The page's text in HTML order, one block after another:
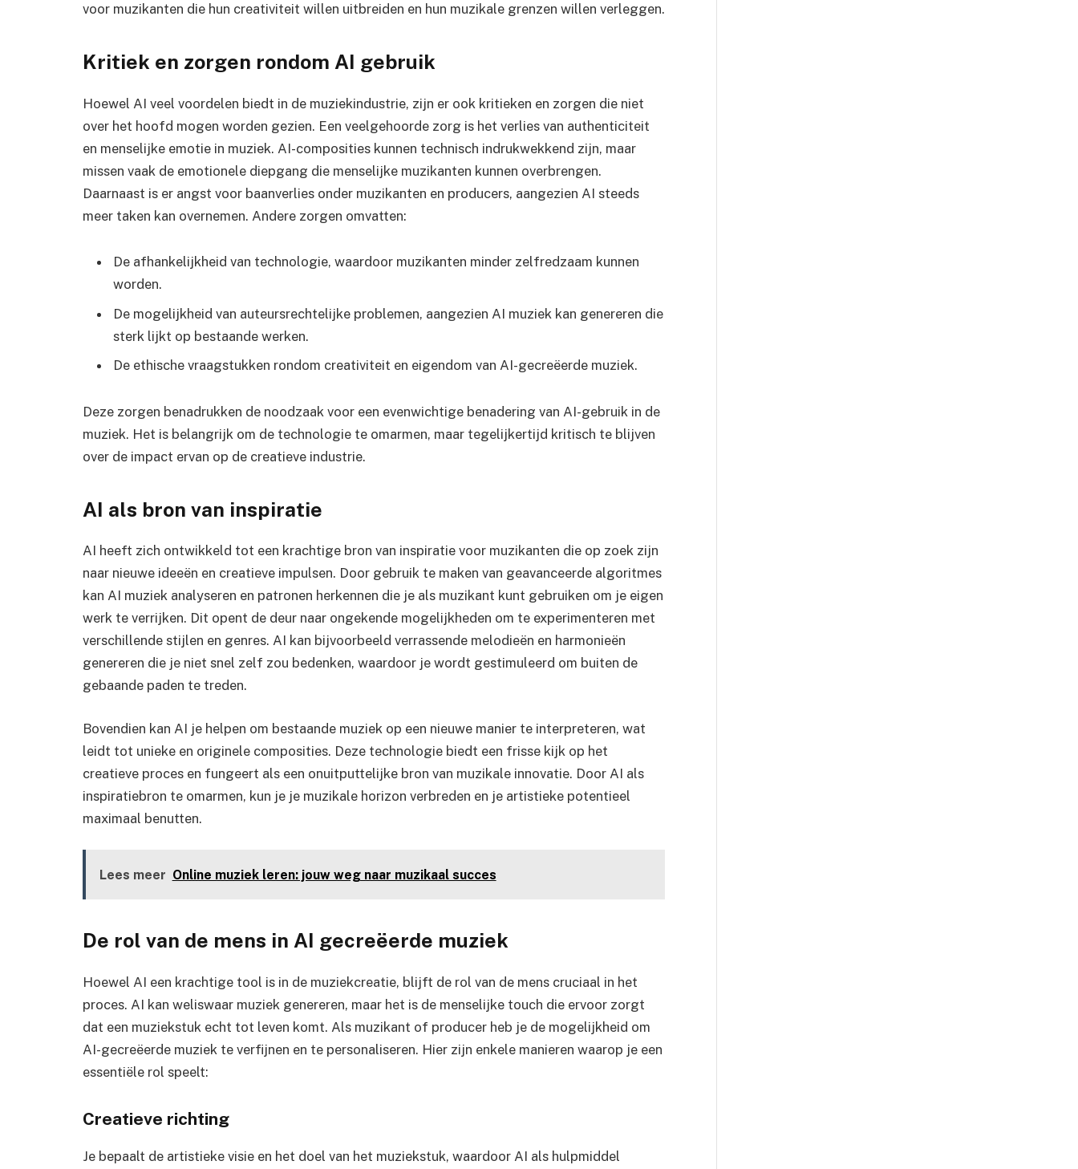
voor muzikanten die hun creativiteit willen uitbreiden en hun muzikale grenzen willen verleggen.
Kritiek en zorgen rondom AI gebruik
Hoewel AI veel voordelen biedt in de muziekindustrie, zijn er ook kritieken en zorgen die niet
over het hoofd mogen worden gezien. Een veelgehoorde zorg is het verlies van authenticiteit
en menselijke emotie in muziek. AI-composities kunnen technisch indrukwekkend zijn, maar
missen vaak de emotionele diepgang die menselijke muzikanten kunnen overbrengen.
Daarnaast is er angst voor baanverlies onder muzikanten en producers, aangezien AI steeds
meer taken kan overnemen. Andere zorgen omvatten:
De afhankelijkheid van technologie, waardoor muzikanten minder zelfredzaam kunnen
worden.
De mogelijkheid van auteursrechtelijke problemen, aangezien AI muziek kan genereren die
sterk lijkt op bestaande werken.
De ethische vraagstukken rondom creativiteit en eigendom van AI-gecreëerde muziek.
Deze zorgen benadrukken de noodzaak voor een evenwichtige benadering van AI-gebruik in de
muziek. Het is belangrijk om de technologie te omarmen, maar tegelijkertijd kritisch te blijven
over de impact ervan op de creatieve industrie.
AI als bron van inspiratie
AI heeft zich ontwikkeld tot een krachtige bron van inspiratie voor muzikanten die op zoek zijn
naar nieuwe ideeën en creatieve impulsen. Door gebruik te maken van geavanceerde algoritmes
kan AI muziek analyseren en patronen herkennen die je als muzikant kunt gebruiken om je eigen
werk te verrijken. Dit opent de deur naar ongekende mogelijkheden om te experimenteren met
verschillende stijlen en genres. AI kan bijvoorbeeld verrassende melodieën en harmonieën
genereren die je niet snel zelf zou bedenken, waardoor je wordt gestimuleerd om buiten de
gebaande paden te treden.
Bovendien kan AI je helpen om bestaande muziek op een nieuwe manier te interpreteren, wat
leidt tot unieke en originele composities. Deze technologie biedt een frisse kijk op het
creatieve proces en fungeert als een onuitputtelijke bron van muzikale innovatie. Door AI als
inspiratiebron te omarmen, kun je je muzikale horizon verbreden en je artistieke potentieel
maximaal benutten.
Lees meer Online muziek leren: jouw weg naar muzikaal succes
De rol van de mens in AI gecreëerde muziek
Hoewel AI een krachtige tool is in de muziekcreatie, blijft de rol van de mens cruciaal in het
proces. AI kan weliswaar muziek genereren, maar het is de menselijke touch die ervoor zorgt
dat een muziekstuk echt tot leven komt. Als muzikant of producer heb je de mogelijkheid om
AI-gecreëerde muziek te verfijnen en te personaliseren. Hier zijn enkele manieren waarop je een
essentiële rol speelt:
Creatieve richting
Je bepaalt de artistieke visie en het doel van het muziekstuk, waardoor AI als hulpmiddel